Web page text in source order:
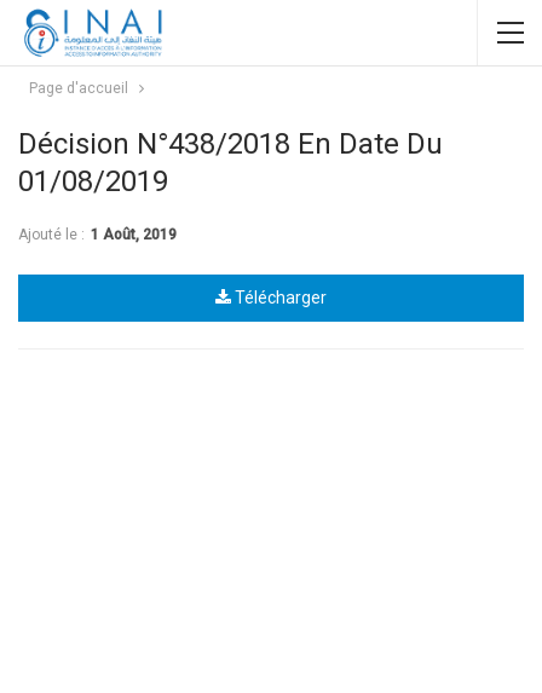
Page d'accueil
Décision N°438/2018 En Date Du
01/08/2019
Ajouté le : 1 Août, 2019
Télécharger